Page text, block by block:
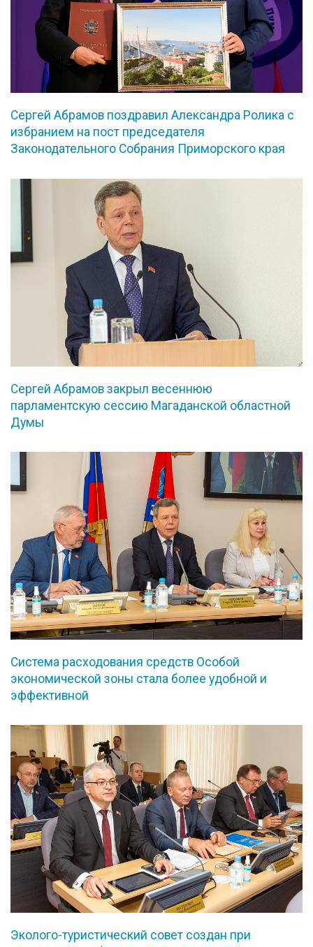
Сергей Абрамов поздравил Александра Ролика с
избранием на пост председателя
Законодательного Собрания Приморского края
Сергей Абрамов закрыл весеннюю
парламентскую сессию Магаданской областной
Думы
Система расходования средств Особой
экономической зоны стала более удобной и
эффективной
Эколого-туристический совет создан при